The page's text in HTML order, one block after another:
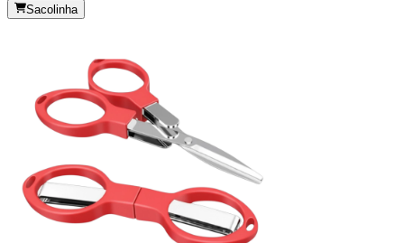
Sacolinha